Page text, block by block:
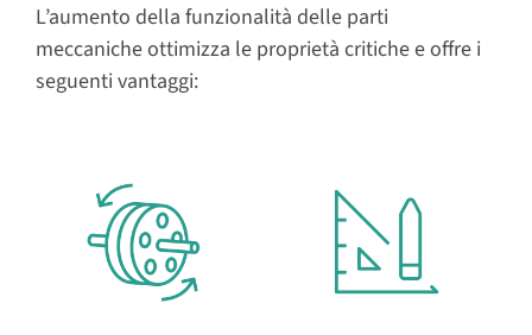
L’aumento della funzionalità delle parti
meccaniche ottimizza le proprietà critiche e offre i
seguenti vantaggi: